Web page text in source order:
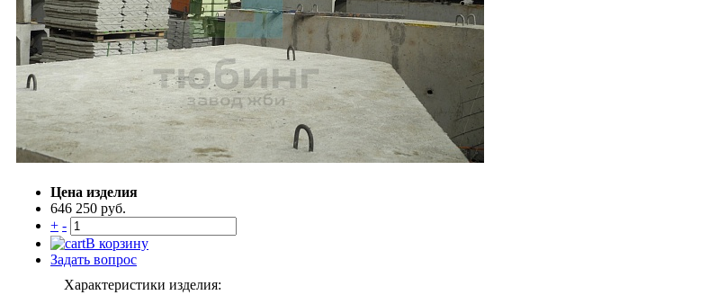
Цена изделия
646 250 руб.
+ -
В корзину
Задать вопрос
Характеристики изделия: